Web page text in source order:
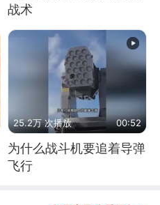
战术
25.2万 次播放 00:52
为什么战斗机要追着导弹
飞行